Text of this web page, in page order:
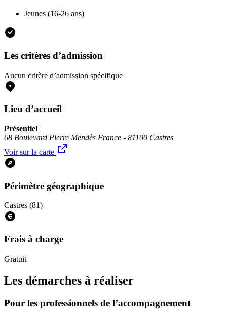
Jeunes (16-26 ans)
Les critères d’admission
Aucun critère d’admission spécifique
Lieu d’accueil
Présentiel
68 Boulevard Pierre Mendès France - 81100 Castres
Voir sur la carte
Périmètre géographique
Castres (81)
Frais à charge
Gratuit
Les démarches à réaliser
Pour les professionnels de l’accompagnement